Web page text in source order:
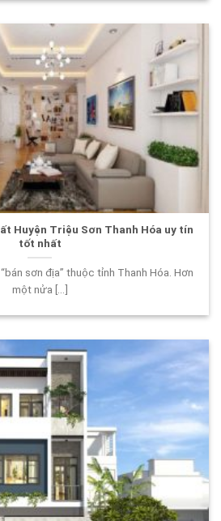
Huyện Triệu Sơn Thanh Hóa uy tín
tốt nhất
sơn địa” thuộc tỉnh Thanh Hóa. Hơn
một nửa [...]